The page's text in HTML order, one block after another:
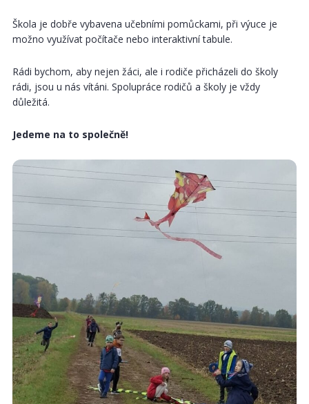
Škola je dobře vybavena učebními pomůckami, při výuce je
možno využívat počítače nebo interaktivní tabule.
Rádi bychom, aby nejen žáci, ale i rodiče přicházeli do školy
rádi, jsou u nás vítáni. Spolupráce rodičů a školy je vždy
důležitá.
Jedeme na to společně!